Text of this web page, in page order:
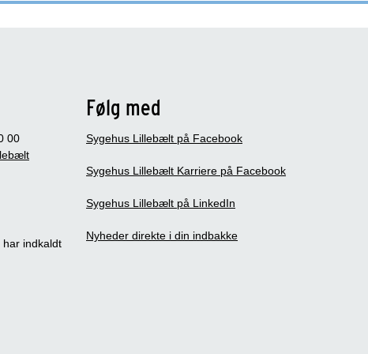
00
har indkaldt
Følg med
Sygehus Lillebælt på Facebook
Sygehus Lillebælt Karriere på Facebook
Sygehus Lillebælt på LinkedIn
Nyheder direkte i din indbakke